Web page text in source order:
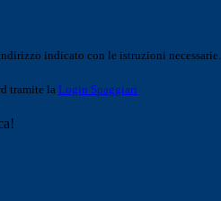
indicato con le istruzioni necessarie.
tramite la Login Spaggiari